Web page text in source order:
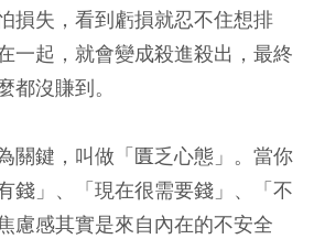
損失，看到虧損就忍不住想排
一起，就會變成殺進殺出，最終
都沒賺到。
關鍵，叫做「匱乏心態」。當你
錢」、「現在很需要錢」、「不
慮感其實是來自內在的不安全